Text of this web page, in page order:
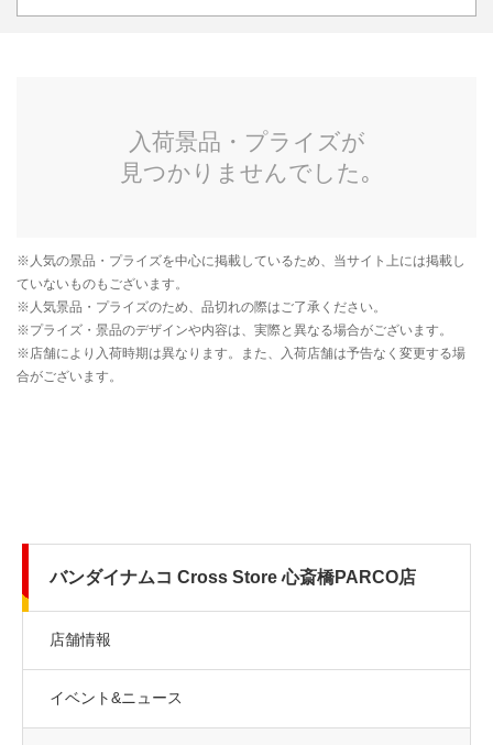
バンダイナムコ Cross Store 心斎橋PARCO店
店舗情報
イベント&ニュース